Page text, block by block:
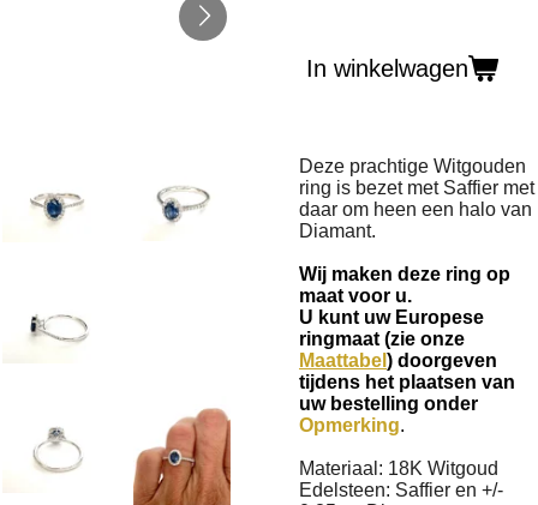
In winkelwagen
Deze prachtige Witgouden
ring is bezet met Saffier met
daar om heen een halo van
Diamant.
Wij maken deze ring op
maat voor u.
U kunt uw Europese
ringmaat (zie onze
Maattabel ) doorgeven
tijdens het plaatsen van
uw bestelling onder
Opmerking.
Materiaal: 18K Witgoud
Edelsteen: Saffier en +/-